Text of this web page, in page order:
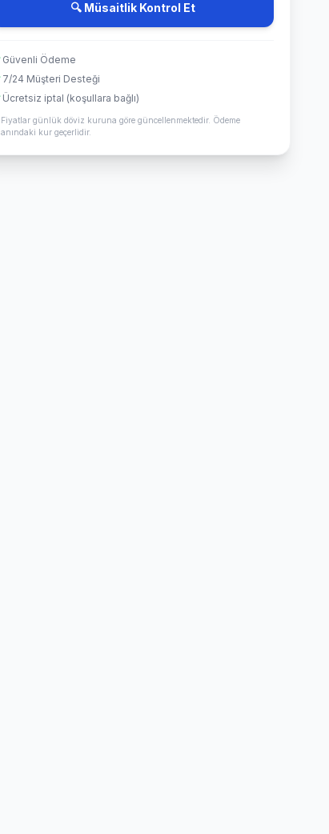
🔍 Müsaitlik Kontrol Et
Güvenli Ödeme
7/24 Müşteri Desteği
Ücretsiz iptal (koşullara bağlı)
Fiyatlar günlük döviz kuruna göre güncellenmektedir. Ödeme
anındaki kur geçerlidir.